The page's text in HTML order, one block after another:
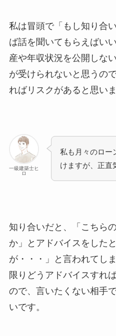
私は冒頭で「もし知り合
ば話を聞いてもらえばい
産や年収状況を公開しな
が受けられないと思うの
ればリスクがあると思いま
一級建築士ヒ
ロ
私も月々のロー
けますが、正直
知り合いだと、「こちら
か」とアドバイスをした
が・・・」と言われてし
限りどうアドバイスすれ
ので、言いたくない相手
いです。